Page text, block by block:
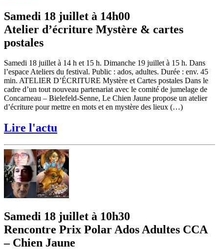
Samedi 18 juillet à 14h00
Atelier d’écriture Mystère & cartes
postales
Samedi 18 juillet à 14 h et 15 h. Dimanche 19 juillet à 15 h. Dans
l’espace Ateliers du festival. Public : ados, adultes. Durée : env. 45
min. ATELIER D’ÉCRITURE Mystère et Cartes postales Dans le
cadre d’un tout nouveau partenariat avec le comité de jumelage de
Concarneau – Bielefeld-Senne, Le Chien Jaune propose un atelier
d’écriture pour mettre en mots et en mystère des lieux (…)
Lire l'actu
Samedi 18 juillet à 10h30
Rencontre Prix Polar Ados Adultes CCA
– Chien Jaune